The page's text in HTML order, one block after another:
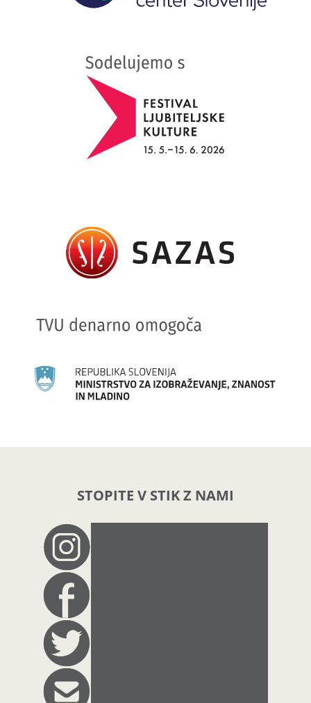
STOPITE V STIK Z NAMI